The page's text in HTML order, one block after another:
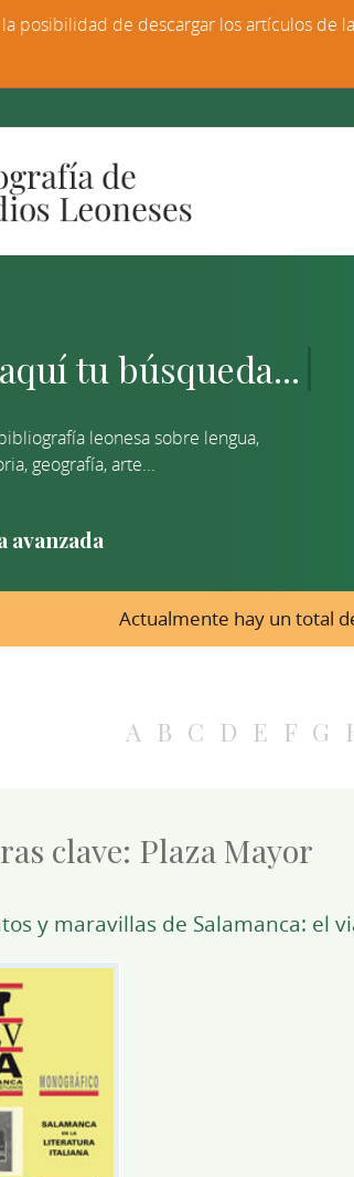
leonesa sobre lengua,
geografía, arte...
avanzada
Actualmente hay un total
A B C D E F G
clave: Plaza Mayor
y maravillas de Salamanca: el
posibilidad de descargar los artículos de